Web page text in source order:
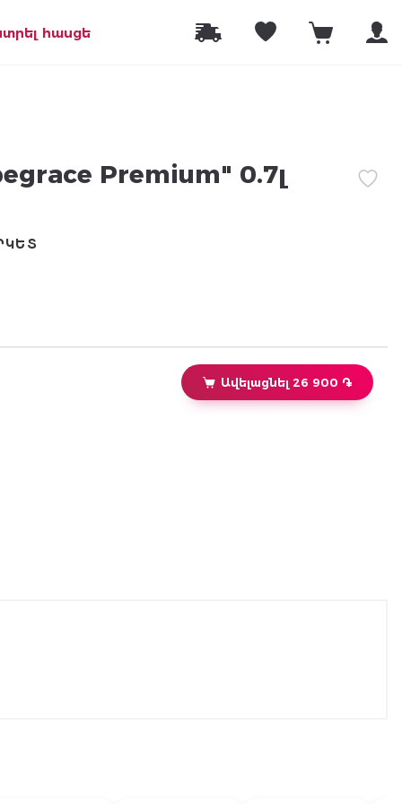
հասցե
Premium" 0.7լ
Ավելացնել 26 900 ֏